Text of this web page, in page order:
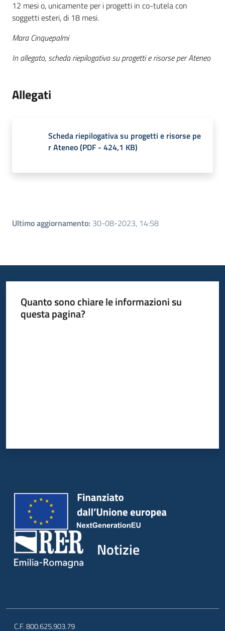
12 mesi o, unicamente per i progetti in co-tutela con
soggetti esteri, di 18 mesi.
Mara Cinquepalmi
In allegato, scheda riepilogativa su progetti e risorse per Ateneo
Allegati
Scheda riepilogativa su progetti e risorse pe
r Ateneo(PDF - 424,1 KB)
Ultimo aggiornamento: 30-08-2023, 14:58
Quanto sono chiare le informazioni su
questa pagina?
Notizie
C.F. 800.625.903.79